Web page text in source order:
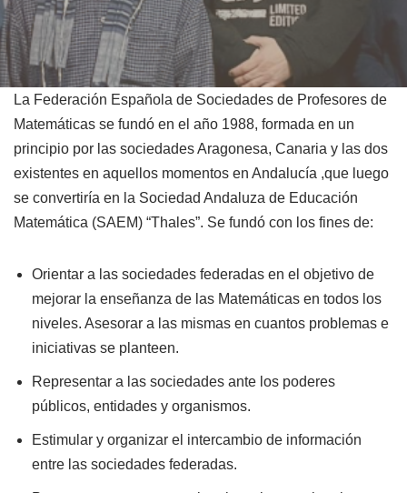
La Federación Española de Sociedades de Profesores de
Matemáticas se fundó en el año 1988, formada en un
principio por las sociedades Aragonesa, Canaria y las dos
existentes en aquellos momentos en Andalucía ,que luego
se convertiría en la Sociedad Andaluza de Educación
Matemática (SAEM) “Thales”. Se fundó con los fines de:
Orientar a las sociedades federadas en el objetivo de
mejorar la enseñanza de las Matemáticas en todos los
niveles. Asesorar a las mismas en cuantos problemas e
iniciativas se planteen.
Representar a las sociedades ante los poderes
públicos, entidades y organismos.
Estimular y organizar el intercambio de información
entre las sociedades federadas.